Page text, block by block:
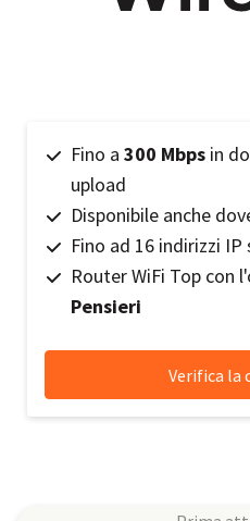
Fino a 300 Mbps in
upload
Disponibile anche
Fino ad 16 indirizzi
Router WiFi Top con
Pensieri
Verifica la